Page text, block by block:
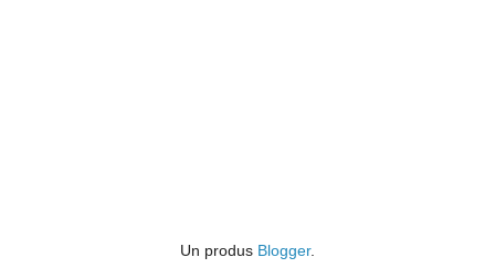
Un produs Blogger.